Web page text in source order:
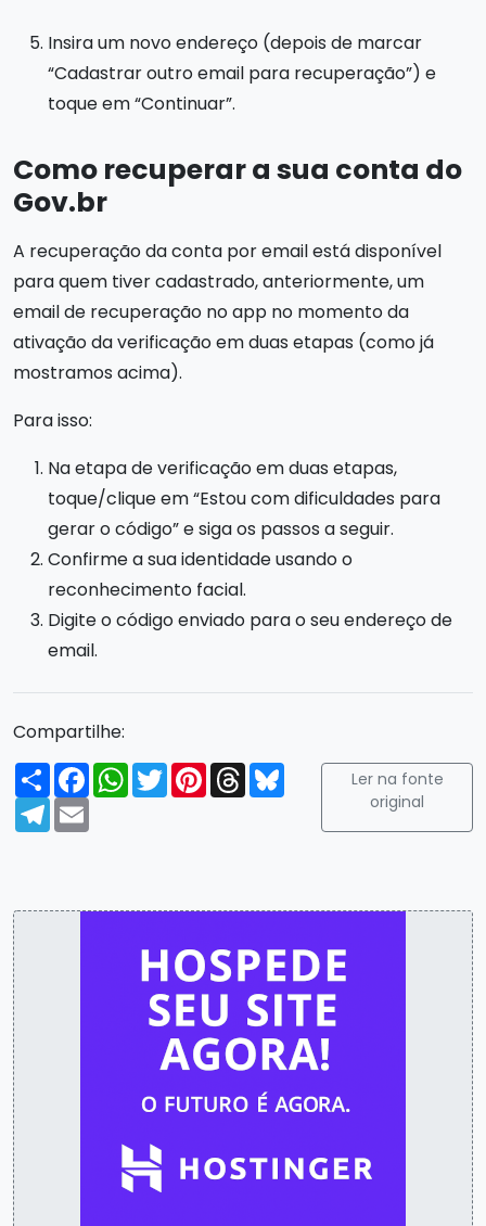
Insira um novo endereço (depois de marcar
“Cadastrar outro email para recuperação”) e
toque em “Continuar”.
Como recuperar a sua conta do
Gov.br
A recuperação da conta por email está disponível
para quem tiver cadastrado, anteriormente, um
email de recuperação no app no momento da
ativação da verificação em duas etapas (como já
mostramos acima).
Para isso:
Na etapa de verificação em duas etapas,
toque/clique em “Estou com dificuldades para
gerar o código” e siga os passos a seguir.
Confirme a sua identidade usando o
reconhecimento facial.
Digite o código enviado para o seu endereço de
email.
Compartilhe:
Compartilhar
FacebookWhatsApp
TwitterPinterest
ThreadsBluesky
Telegram
Email
Ler na fonte
original